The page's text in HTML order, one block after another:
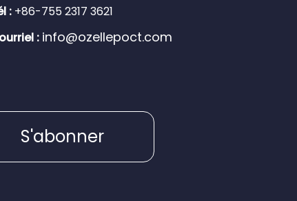
: +86-755 2317 3621
: info@ozellepoct.com
S'abonner